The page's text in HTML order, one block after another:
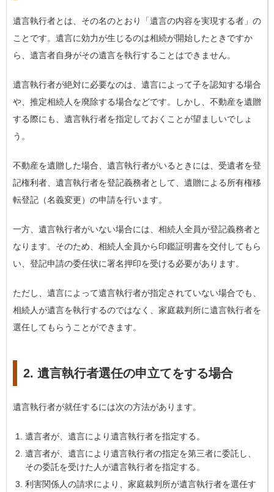
遺言執行者とは、その名のとおり「遺言の内容を実現する者」の
ことです。遺言に効力が生じるのは相続が開始したときですか
ら、遺言者自身がその遺言を執行することはできません。
遺言執行者が絶対に必要なのは、遺言によって子を認知する場合
や、推定相続人を廃除する場合などです。しかし、不動産を遺贈
する際にも、遺言執行者を指定しておくことが望ましいでしょ
う。
不動産を遺贈した場合、遺言執行者がいるときには、受遺者を登
記権利者、遺言執行者を登記義務者として、遺贈による所有権移
転登記（名義変更）の申請を行います。
一方、遺言執行者がいない場合には、相続人全員が登記義務者と
なります。そのため、相続人全員から印鑑証明書を交付してもら
い、登記申請の委任状に署名押印を受ける必要があります。
ただし、遺言によって遺言執行者が指定されていない場合でも、
相続人が遺言を執行するのではなく、家庭裁判所に遺言執行者を
選任してもらうことができます。
2. 遺言執行者選任の申立てをする場合
遺言執行者が就任するには次の方法があります。
遺言者が、遺言により遺言執行者を指定する。
遺言者が、遺言により遺言執行者の指定を第三者に委託し、
その委託を受けた人が遺言執行者を指定する。
利害関係人の請求により、家庭裁判所が遺言執行者を選任す